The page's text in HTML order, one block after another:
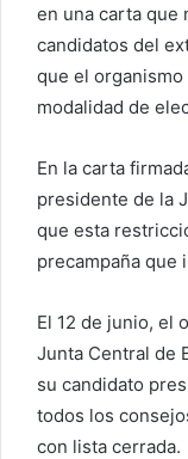
en una carta que
candidatos del
que el
modalidad de
En la carta
presidente de la
que esta
precampaña que
El 12 de junio, el
Junta Central de
su candidato
todos los
con lista cerrada.